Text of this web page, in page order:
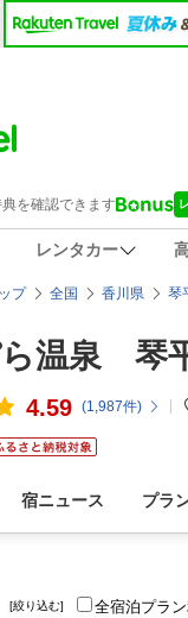
レンタカー
プ 全国 香川県 琴
ら温泉 琴
4.59 (1,987件)
宿ニュース プラ
[絞り込む] 全宿泊プラ